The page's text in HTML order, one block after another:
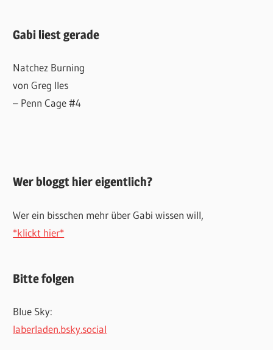
Gabi liest gerade
Natchez Burning
von Greg Iles
– Penn Cage #4
Wer bloggt hier eigentlich?
Wer ein bisschen mehr über Gabi wissen will,
*klickt hier*
Bitte folgen
Blue Sky:
laberladen.bsky.social